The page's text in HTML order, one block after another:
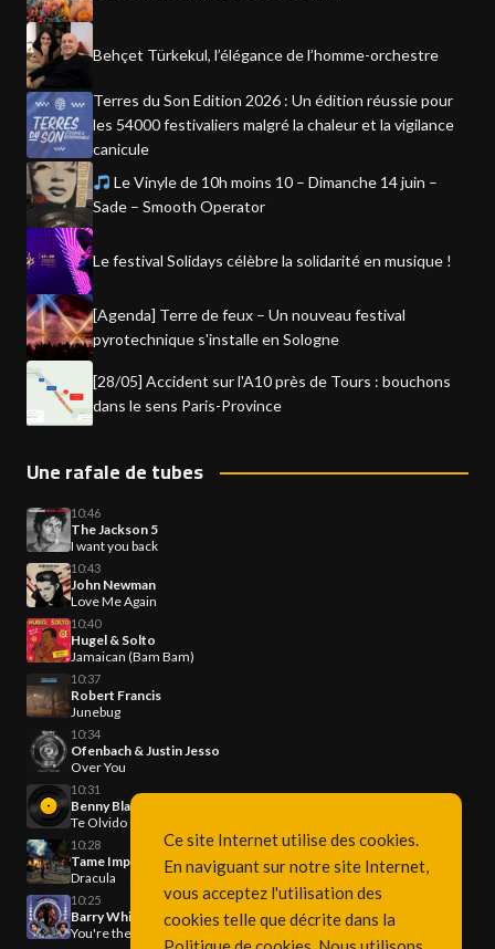
Behçet Türkekul, l’élégance de l’homme-orchestre
Terres du Son Edition 2026 : Un édition réussie pour
les 54000 festivaliers malgré la chaleur et la vigilance
canicule
Le Vinyle de 10h moins 10 – Dimanche 14 juin –
Sade – Smooth Operator
Le festival Solidays célèbre la solidarité en musique !
[Agenda] Terre de feux – Un nouveau festival
pyrotechnique s'installe en Sologne
[28/05] Accident sur l'A10 près de Tours : bouchons
dans le sens Paris-Province
Une rafale de tubes
10:46
The Jackson 5
I want you back
10:43
John Newman
Love Me Again
10:40
Hugel & Solto
Jamaican (Bam Bam)
10:37
Robert Francis
Junebug
10:34
Ofenbach & Justin Jesso
Over You
10:31
Benny Blanco x Selena Gomez x Becky G
Te Olvido (La La)
10:28
Tame Impala & Kim Jennie
Dracula
10:25
Barry White
You're the first, the last, my everything
Ce site Internet utilise des cookies.
En naviguant sur notre site Internet,
vous acceptez l'utilisation des
cookies telle que décrite dans la